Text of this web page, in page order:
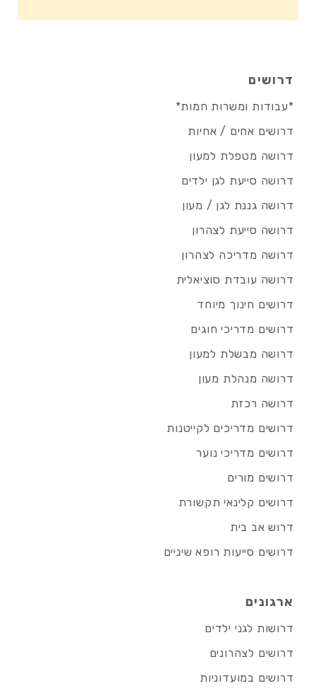
דרושים
*עבודות ומשרות חמות*
דרושים אחים / אחיות
דרושה מטפלת למעון
דרושה סייעת לגן ילדים
דרושה גננת לגן / מעון
דרושה סייעת לצהרון
דרושה מדריכה לצהרון
דרושה עובדת סוציאלית
דרושים חינוך מיוחד
דרושים מדריכי חוגים
דרושה מבשלת למעון
דרושה מנהלת מעון
דרושה רכזת
דרושים מדריכים לקייטנות
דרושים מדריכי נוער
דרושים מורים
דרושים קלינאי תקשורת
דרוש אב בית
דרושים סייעות רופא שיניים
ארגונים
דרושות לגני ילדים
דרושים לצהרונים
דרושים במועדוניות